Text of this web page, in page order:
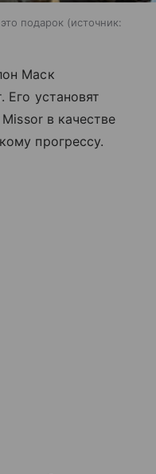
подарок
источник:
Маск
Его установят
в качестве
прогрессу.